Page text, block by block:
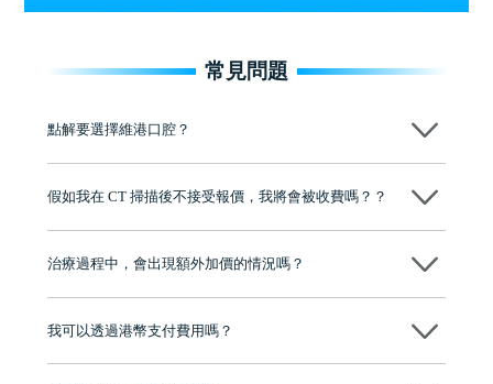
常見問題
點解要選擇維港口腔？
牌」、「2025香港企業領袖品牌」，是諾貝爾種植系統全球放心植牙中
至今已服務超過三十個國家和地區的顧客，受到粵港澳大灣區及周邊城
有咨詢及服務保障中心，有任何問題都可以隨時預約免費咨詢，讓人十
假如我在 CT 掃描後不接受報價，我將會被收費嗎？？
治療過程中，會出現額外加價的情況嗎？
我可以透過港幣支付費用嗎？
可以。維港口腔會按照當日匯率轉算收取費用，而匯率會及時告知客人